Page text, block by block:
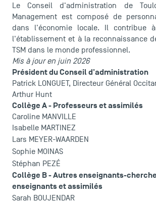
Le Conseil d'administration de
Management est composé de
dans l'économie locale. Il contribue
l'établissement et à la reconnaissance
TSM dans le monde professionnel.
Mis à jour en juin 2026
Président du Conseil d'administration
Patrick LONGUET, Directeur Général
Arthur Hunt
Collège A - Professeurs et assimilés
Caroline MANVILLE
Isabelle MARTINEZ
Lars MEYER-WAARDEN
Sophie MOINAS
Stéphan PEZÉ
Collège B - Autres enseignants-
enseignants et assimilés
Sarah BOUJENDAR